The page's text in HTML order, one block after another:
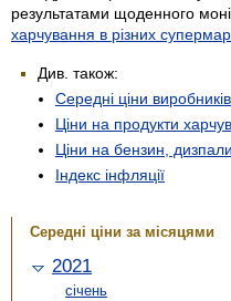
результатами щоденного
харчування в різних
Див. також:
Середні ціни
Ціни на продукти
Ціни на бензин,
Індекс інфляції
Середні ціни за місяцями
2021
січень